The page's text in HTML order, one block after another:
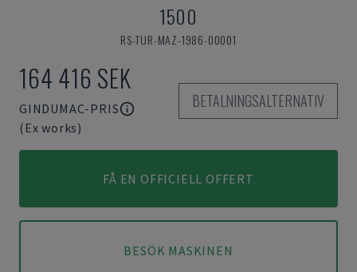
1500
RS-TUR-MAZ-1986-00001
164 416 SEK
GINDUMAC-PRIS
(Ex works)
BETALNINGSALTERNATIV
FÅ EN OFFICIELL OFFERT
BESÖK MASKINEN